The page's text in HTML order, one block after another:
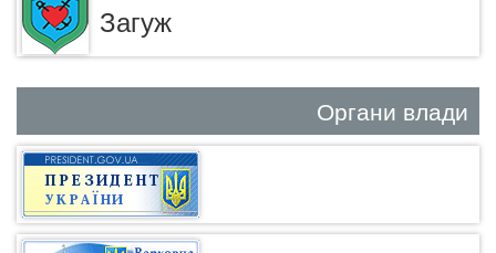
Загуж
Органи влади